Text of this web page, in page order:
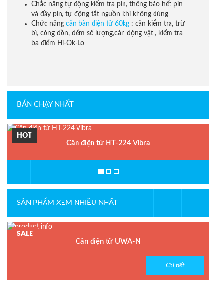
Chắc năng tự động kiểm tra pin, thông báo hết pin
và đầy pin, tự động tắt nguồn khi không dùng
Chức năng cân bàn điện tử 60kg : cân kiểm tra, trừ
bì, công dồn, đếm số lượng,cân động vật , kiểm tra
ba điểm Hi-Ok-Lo
BÁN CHẠY NHẤT
HOT
Cân điện tử HT-224 Vibra
SẢN PHẨM XEM NHIỀU NHẤT
SALE
Cân điện tử UWA-N
Chi tiết